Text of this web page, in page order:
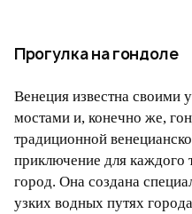
Прогулка на гондоле
Венеция известна своими
мостами и, конечно же,
традиционной
приключение для каждого
город. Она создана
узких водных путях